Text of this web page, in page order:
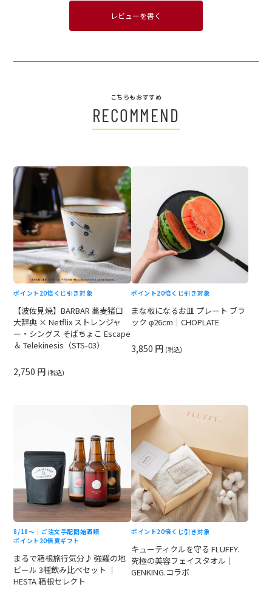
レビューを書く
こちらもおすすめ
RECOMMEND
ポイント20倍 くじ引き対象
【波佐見焼】BARBAR 蕎麦猪口
大辞典 × Netflix ストレンジャ
ー・シングス そばちょこ Escape
＆ Telekinesis（STS-03）
2,750 円 (税込)
ポイント20倍 くじ引き対象
まな板になるお皿 プレート ブラ
ック φ26cm｜CHOPLATE
3,850 円 (税込)
8/18〜｜ご注文手配開始酒類
ポイント20倍 夏ギフト
まるで箱根旅行気分♪ 強羅の地
ビール 3種飲み比べセット ｜
HESTA 箱根セレクト
ポイント20倍 くじ引き対象
キューティクルを守る FLUFFY.
究極の美容フェイスタオル｜
GENKING.コラボ